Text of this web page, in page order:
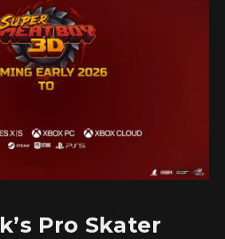
Pro Skater